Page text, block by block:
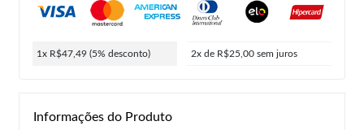
1x R$47,49 (5% desconto) 2x de R$25,00 sem juros
Informações do Produto